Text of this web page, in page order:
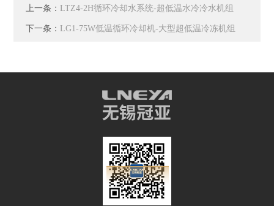
上一条： LTZ4-2H循环冷却水系统-超低温水冷冷水机组
下一条： LG1-75W低温循环冷却机-大型超低温冷冻机组